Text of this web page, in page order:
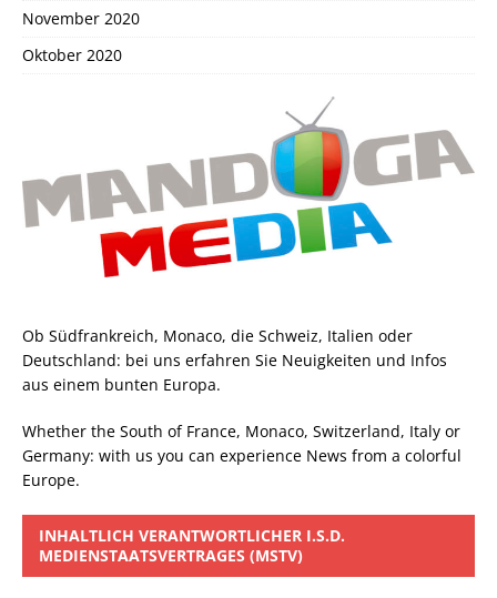
November 2020
Oktober 2020
Ob Südfrankreich, Monaco, die Schweiz, Italien oder
Deutschland: bei uns erfahren Sie Neuigkeiten und Infos
aus einem bunten Europa.
Whether the South of France, Monaco, Switzerland, Italy or
Germany: with us you can experience News from a colorful
Europe.
INHALTLICH VERANTWORTLICHER I.S.D.
MEDIENSTAATSVERTRAGES (MSTV)